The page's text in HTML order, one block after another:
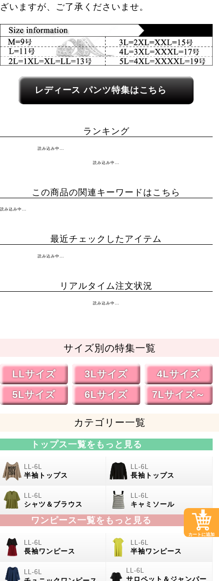
ざいますが、ご了承くださいませ。
レディース関連カテゴリーへのリンク
レディース パンツ特集はこちら
ランキング
読み込み中...
読み込み中...
この商品の関連キーワードはこちら
読み込み中...
最近チェックしたアイテム
読み込み中...
リアルタイム注文状況
読み込み中...
サイズ別の特集一覧
LLサイズ 3Lサイズ
4Lサイズ
5Lサイズ
6Lサイズ 7Lサイズ～
カテゴリー一覧
トップス一覧をもっと見る
半袖トップス 長袖トップス
シャツ＆ブラウス キャミソール
ワンピース一覧をもっと見る
長袖ワンピース 半袖ワンピース
サロペット＆ジャンパー
カートに追加